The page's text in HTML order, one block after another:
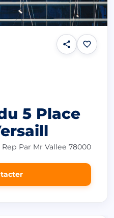
5 Place
Par Mr Vallee 78000